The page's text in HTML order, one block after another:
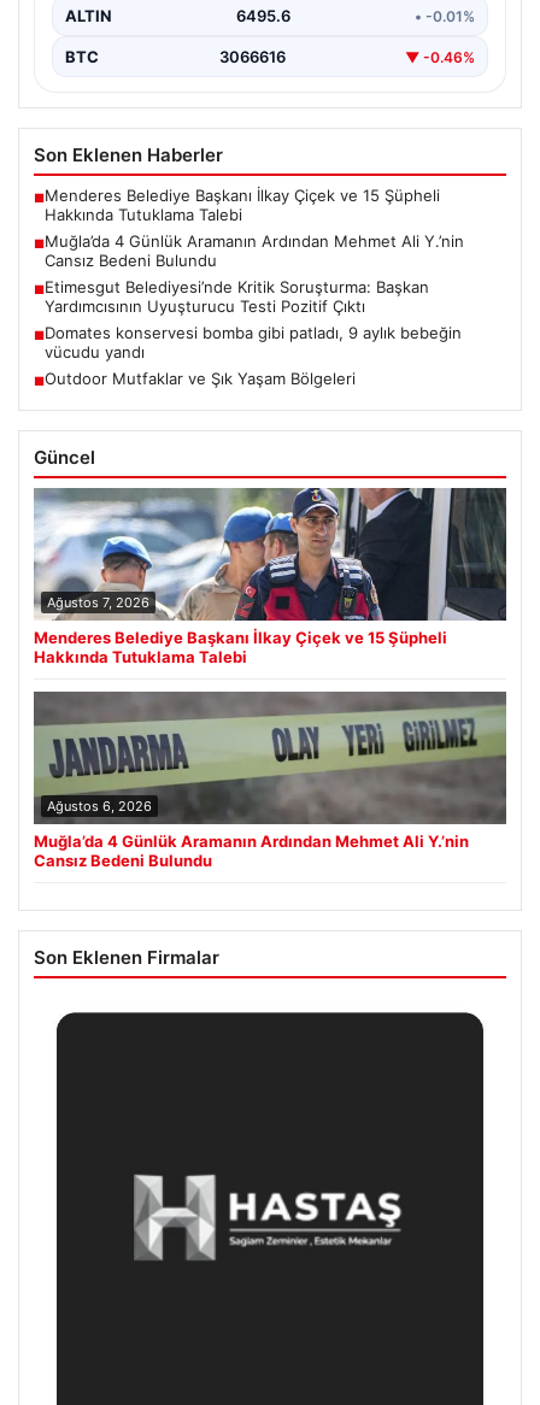
ALTIN 6495.6 • -0.01%
BTC 3066616 ▼ -0.46%
Son Eklenen Haberler
■Menderes Belediye Başkanı İlkay Çiçek ve 15 Şüpheli
Hakkında Tutuklama Talebi
■Muğla’da 4 Günlük Aramanın Ardından Mehmet Ali Y.’nin
Cansız Bedeni Bulundu
■Etimesgut Belediyesi’nde Kritik Soruşturma: Başkan
Yardımcısının Uyuşturucu Testi Pozitif Çıktı
■Domates konservesi bomba gibi patladı, 9 aylık bebeğin
vücudu yandı
■Outdoor Mutfaklar ve Şık Yaşam Bölgeleri
Güncel
Ağustos 7, 2026
Menderes Belediye Başkanı İlkay Çiçek ve 15 Şüpheli
Hakkında Tutuklama Talebi
Ağustos 6, 2026
Muğla’da 4 Günlük Aramanın Ardından Mehmet Ali Y.’nin
Cansız Bedeni Bulundu
Son Eklenen Firmalar